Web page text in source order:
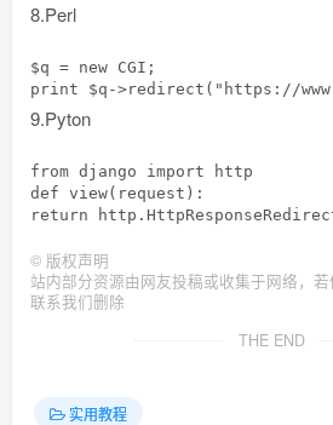
8.Perl
$q = new CGI;
9.Pyton
from django import http
def view(request):
© 版权声明
站内部分资源由网友投稿或收集于网络，
联系我们删除
THE END
实用教程